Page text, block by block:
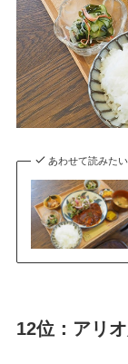
あわせて読みたい
12位：アリ